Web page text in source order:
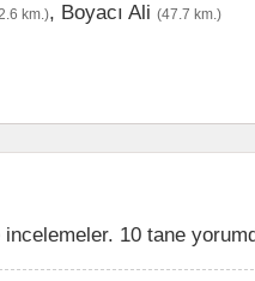
km.), Boyacı Ali (47.7 km.)
incelemeler. 10 tane